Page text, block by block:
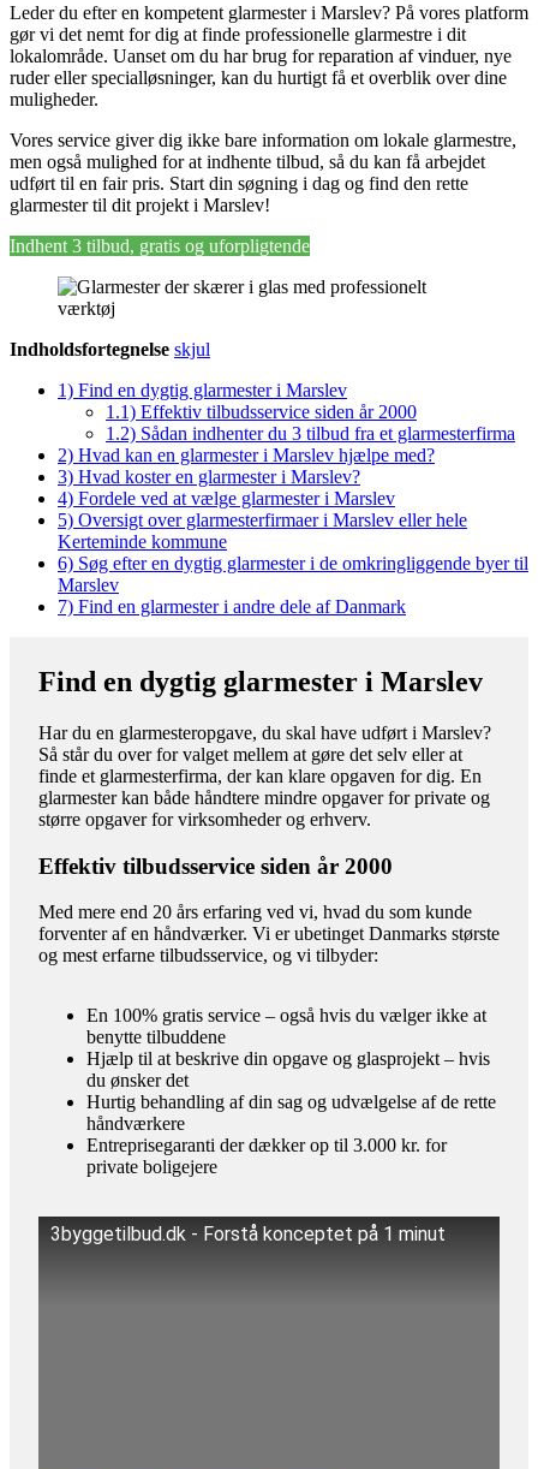
Leder du efter en kompetent glarmester i Marslev? På vores platform
gør vi det nemt for dig at finde professionelle glarmestre i dit
lokalområde. Uanset om du har brug for reparation af vinduer, nye
ruder eller specialløsninger, kan du hurtigt få et overblik over dine
muligheder.
Vores service giver dig ikke bare information om lokale glarmestre,
men også mulighed for at indhente tilbud, så du kan få arbejdet
udført til en fair pris. Start din søgning i dag og find den rette
glarmester til dit projekt i Marslev!
Indhent 3 tilbud, gratis og uforpligtende
Indholdsfortegnelse skjul
1) Find en dygtig glarmester i Marslev
1.1) Effektiv tilbudsservice siden år 2000
1.2) Sådan indhenter du 3 tilbud fra et glarmesterfirma
2) Hvad kan en glarmester i Marslev hjælpe med?
3) Hvad koster en glarmester i Marslev?
4) Fordele ved at vælge glarmester i Marslev
5) Oversigt over glarmesterfirmaer i Marslev eller hele
Kerteminde kommune
6) Søg efter en dygtig glarmester i de omkringliggende byer til
Marslev
7) Find en glarmester i andre dele af Danmark
Find en dygtig glarmester i Marslev
Har du en glarmesteropgave, du skal have udført i Marslev?
Så står du over for valget mellem at gøre det selv eller at
finde et glarmesterfirma, der kan klare opgaven for dig. En
glarmester kan både håndtere mindre opgaver for private og
større opgaver for virksomheder og erhverv.
Effektiv tilbudsservice siden år 2000
Med mere end 20 års erfaring ved vi, hvad du som kunde
forventer af en håndværker. Vi er ubetinget Danmarks største
og mest erfarne tilbudsservice, og vi tilbyder:
En 100% gratis service – også hvis du vælger ikke at
benytte tilbuddene
Hjælp til at beskrive din opgave og glasprojekt – hvis
du ønsker det
Hurtig behandling af din sag og udvælgelse af de rette
håndværkere
Entreprisegaranti der dækker op til 3.000 kr. for
private boligejere
3byggetilbud.dk - Forstå konceptet på 1 minut